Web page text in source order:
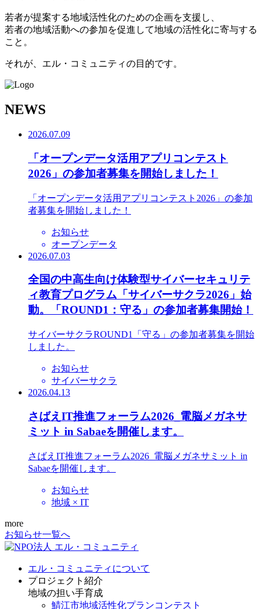
若者が提案する地域活性化のための企画を支援し、
若者の地域活動への参加を促進して地域の活性化に寄与する
こと。
それが、エル・コミュニティの目的です。
NEWS
2026.07.09
「オープンデータ活用アプリコンテスト
2026」の参加者募集を開始しました！
「オープンデータ活用アプリコンテスト2026」の参加
者募集を開始しました！
お知らせ
オープンデータ
2026.07.03
全国の中高生向け体験型サイバーセキュリテ
ィ教育プログラム「サイバーサクラ2026」始
動。「ROUND1：守る」の参加者募集開始！
サイバーサクラROUND1「守る」の参加者募集を開始
しました。
お知らせ
サイバーサクラ
2026.04.13
さばえIT推進フォーラム2026_電脳メガネサ
ミット in Sabaeを開催します。
さばえIT推進フォーラム2026_電脳メガネサミット in
Sabaeを開催します。
お知らせ
地域 × IT
more
お知らせ一覧へ
エル・コミュニティについて
プロジェクト紹介
地域の担い手育成
鯖江市地域活性化プランコンテスト